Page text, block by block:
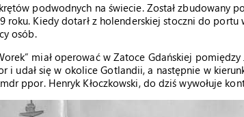
podwodnych na świecie. Został zbudowany
roku. Kiedy dotarł z holenderskiej stoczni do portu
osób.
miał operować w Zatoce Gdańskiej pomiędzy
i udał się w okolice Gotlandii, a następnie w
ppor. Henryk Kłoczkowski, do dziś wywołuje